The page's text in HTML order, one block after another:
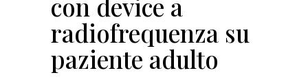
con device a
radiofrequenza su
paziente adulto